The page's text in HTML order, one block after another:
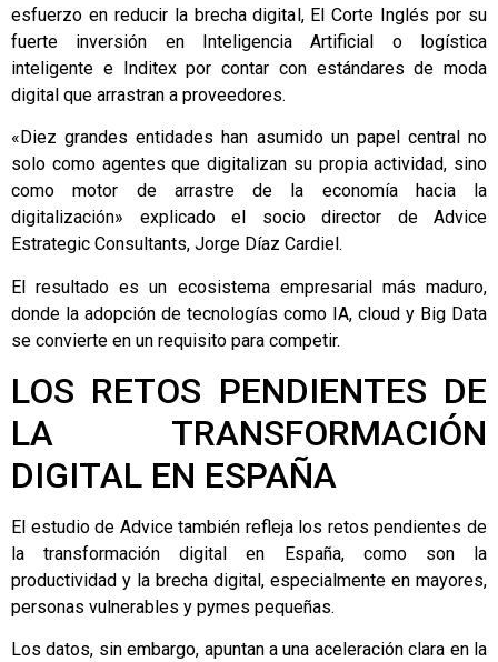
esfuerzo en reducir la brecha digital, El Corte Inglés por su
fuerte inversión en Inteligencia Artificial o logística
inteligente e Inditex por contar con estándares de moda
digital que arrastran a proveedores.
«Diez grandes entidades han asumido un papel central no
solo como agentes que digitalizan su propia actividad, sino
como motor de arrastre de la economía hacia la
digitalización» explicado el socio director de Advice
Estrategic Consultants, Jorge Díaz Cardiel.
El resultado es un ecosistema empresarial más maduro,
donde la adopción de tecnologías como IA, cloud y Big Data
se convierte en un requisito para competir.
LOS RETOS PENDIENTES DE
LA TRANSFORMACIÓN
DIGITAL EN ESPAÑA
El estudio de Advice también refleja los retos pendientes de
la transformación digital en España, como son la
productividad y la brecha digital, especialmente en mayores,
personas vulnerables y pymes pequeñas.
Los datos, sin embargo, apuntan a una aceleración clara en la